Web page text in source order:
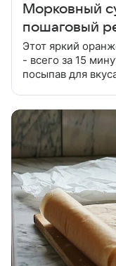
Морковный
пошаговый
Этот яркий
- всего за 15
посыпав для